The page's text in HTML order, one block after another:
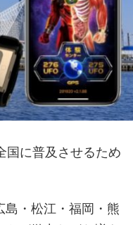
国に普及させるため
島・松江・福岡・熊